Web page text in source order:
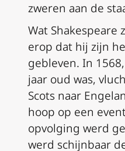
zweren aan de
Wat Shakespeare
erop dat hij zijn
gebleven. In
jaar oud was,
Scots naar
hoop op een
opvolging werd
werd schijnbaar